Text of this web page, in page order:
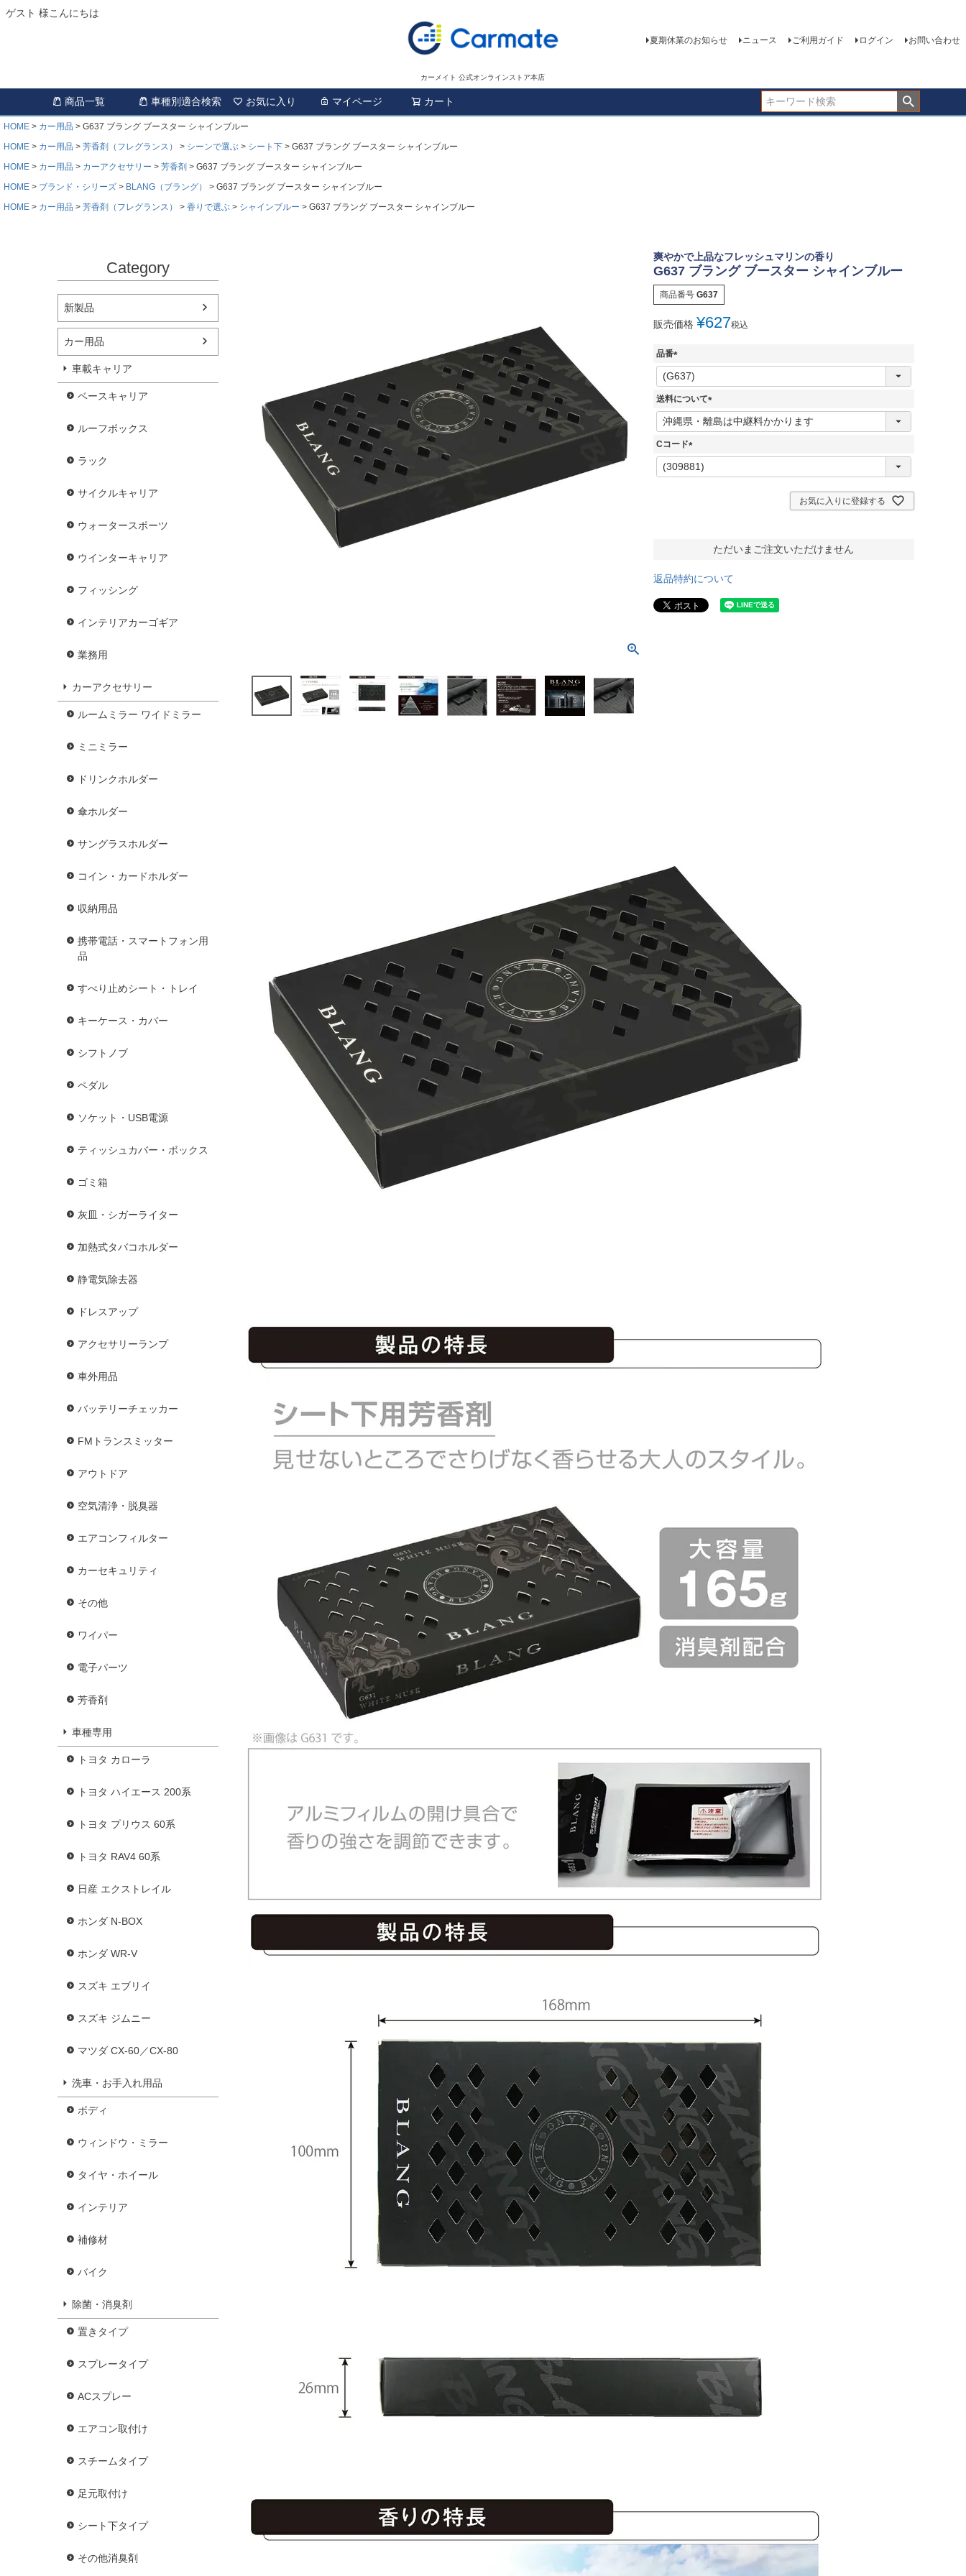
ゲスト 様こんにちは
カーメイト 公式オンラインストア本店
夏期休業のお知らせ ニュース ご利用ガイド ログイン お問い合わせ
商品一覧 車種別適合検索 お気に入り マイページ カート
HOME カー用品
G637 ブラング ブースター シャインブルー
HOME
カー用品 芳香剤（フレグランス） シーンで選ぶ シート下
G637 ブラング ブースター シャインブルー
HOME
カー用品 カーアクセサリー 芳香剤
G637 ブラング ブースター シャインブルー
HOME
ブランド・シリーズ BLANG（ブラング）
G637 ブラング ブースター シャインブルー
HOME
カー用品 芳香剤（フレグランス） 香りで選ぶ シャインブルー G637 ブラング ブースター シャインブルー
Category
新製品
カー用品
車載キャリア
ベースキャリア
ルーフボックス
ラック
サイクルキャリア
ウォータースポーツ
ウインターキャリア
フィッシング
インテリアカーゴギア
業務用
カーアクセサリー
ルームミラー ワイドミラー
ミニミラー
ドリンクホルダー
傘ホルダー
サングラスホルダー
コイン・カードホルダー
収納用品
携帯電話・スマートフォン用
品
すべり止めシート・トレイ
キーケース・カバー
シフトノブ
ペダル
ソケット・USB電源
ティッシュカバー・ボックス
ゴミ箱
灰皿・シガーライター
加熱式タバコホルダー
静電気除去器
ドレスアップ
アクセサリーランプ
車外用品
バッテリーチェッカー
FMトランスミッター
アウトドア
空気清浄・脱臭器
エアコンフィルター
カーセキュリティ
その他
ワイパー
電子パーツ
芳香剤
車種専用
トヨタ カローラ
トヨタ ハイエース 200系
トヨタ プリウス 60系
トヨタ RAV4 60系
日産 エクストレイル
ホンダ N-BOX
ホンダ WR-V
スズキ エブリイ
スズキ ジムニー
マツダ CX-60／CX-80
洗車・お手入れ用品
ボディ
ウィンドウ・ミラー
タイヤ・ホイール
インテリア
補修材
バイク
除菌・消臭剤
置きタイプ
スプレータイプ
ACスプレー
エアコン取付け
スチームタイプ
足元取付け
シート下タイプ
その他消臭剤
爽やかで上品なフレッシュマリンの香り
G637 ブラング ブースター シャインブルー
商品番号 G637
販売価格 ¥627税込
品番
(
必
須
送料について
(
必
Cコード
(
必
お気に入りに登録する
ただいまご注文いただけません
返品特約について